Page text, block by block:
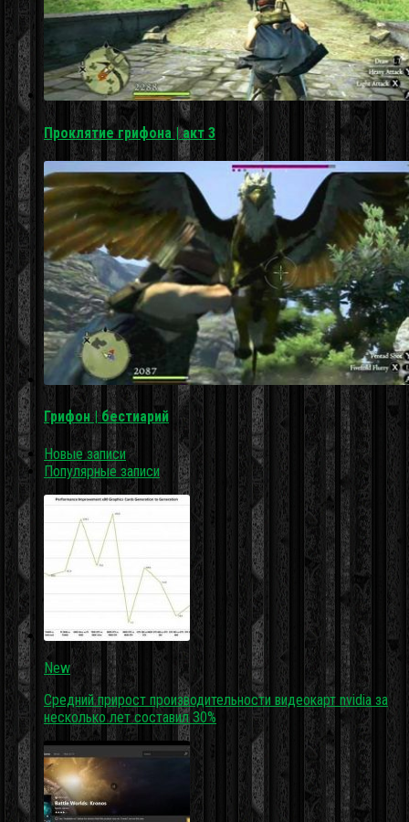
Проклятие грифона | акт 3
Грифон | бестиарий
Новые записи
Популярные записи
New
Средний прирост производительности видеокарт nvidia за
несколько лет составил 30%